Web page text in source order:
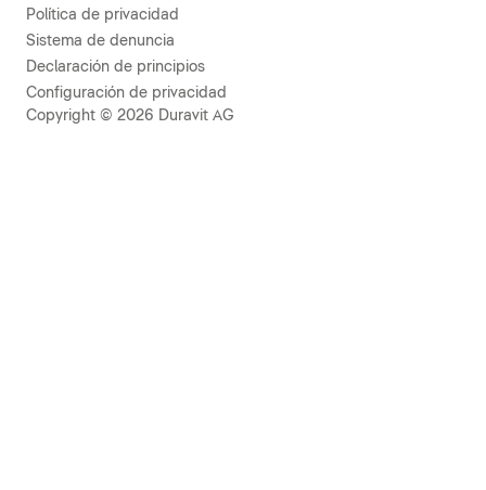
Política de privacidad
Sistema de denuncia
Declaración de principios
Configuración de privacidad
Copyright © 2026 Duravit AG